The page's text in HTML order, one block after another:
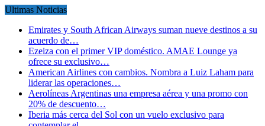
Ultimas Noticias
Emirates y South African Airways suman nueve destinos a su
acuerdo de…
Ezeiza con el primer VIP doméstico. AMAE Lounge ya
ofrece su exclusivo…
American Airlines con cambios. Nombra a Luiz Laham para
liderar las operaciones…
Aerolíneas Argentinas una empresa aérea y una promo con
20% de descuento…
Iberia más cerca del Sol con un vuelo exclusivo para